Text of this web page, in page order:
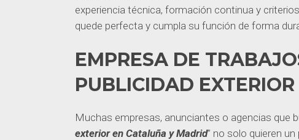
experiencia técnica, formación continua y
quede perfecta y cumpla su función de forma
EMPRESA DE
PUBLICIDAD
Muchas empresas, anunciantes o agencias que
exterior en Cataluña y Madrid” no solo quieren